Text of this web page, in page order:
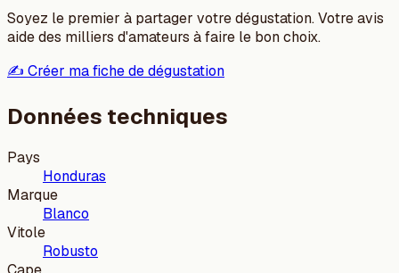
Soyez le premier à partager votre dégustation. Votre avis
aide des milliers d'amateurs à faire le bon choix.
✍️ Créer ma fiche de dégustation
Données techniques
Pays
Honduras
Marque
Blanco
Vitole
Robusto